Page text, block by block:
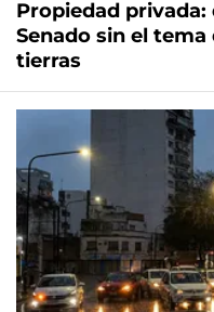
Propiedad privada:
Senado sin el
tierras